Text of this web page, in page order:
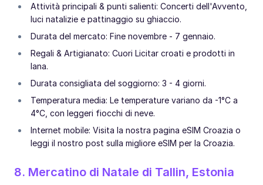
Attività principali & punti salienti: Concerti dell'Avvento,
luci natalizie e pattinaggio su ghiaccio.
Durata del mercato: Fine novembre - 7 gennaio.
Regali & Artigianato: Cuori Licitar croati e prodotti in
lana.
Durata consigliata del soggiorno: 3 - 4 giorni.
Temperatura media: Le temperature variano da -1°C a
4°C, con leggeri fiocchi di neve.
Internet mobile: Visita la nostra pagina eSIM Croazia o
leggi il nostro post sulla migliore eSIM per la Croazia.
8. Mercatino di Natale di Tallin, Estonia